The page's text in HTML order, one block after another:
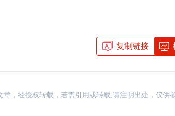
复制链接
，经授权转载，若需引用或转载,请注明出处，仅供